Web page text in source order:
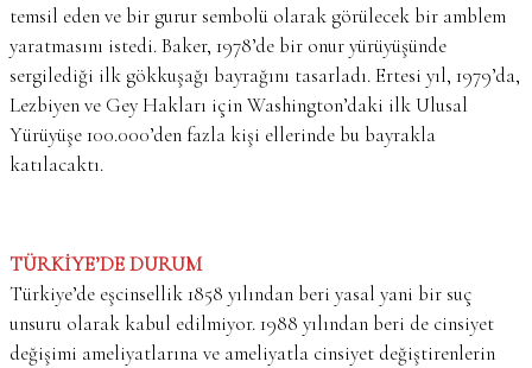
temsil eden ve bir gurur sembolü olarak görülecek bir amblem
yaratmasını istedi. Baker, 1978’de bir onur yürüyüşünde
sergilediği ilk gökkuşağı bayrağını tasarladı. Ertesi yıl, 1979’da,
Lezbiyen ve Gey Hakları için Washington’daki ilk Ulusal
Yürüyüşe 100.000’den fazla kişi ellerinde bu bayrakla
katılacaktı.
TÜRKİYE’DE DURUM
Türkiye’de eşcinsellik 1858 yılından beri yasal yani bir suç
unsuru olarak kabul edilmiyor. 1988 yılından beri de cinsiyet
değişimi ameliyatlarına ve ameliyatla cinsiyet değiştirenlerin